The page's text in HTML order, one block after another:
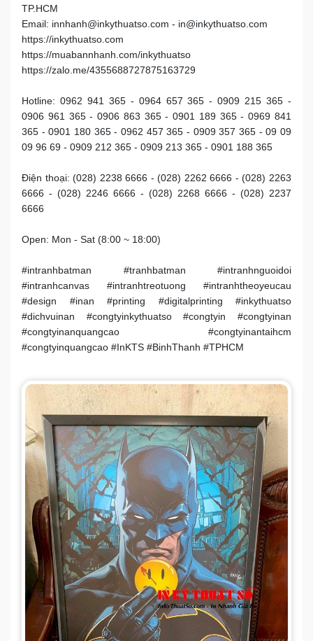
TP.HCM
Email: innhanh@inkythuatso.com - in@inkythuatso.com
https://inkythuatso.com
https://muabannhanh.com/inkythuatso
https://zalo.me/4355688727875163729
Hotline: 0962 941 365 - 0964 657 365 - 0909 215 365 -
0906 961 365 - 0906 863 365 - 0901 189 365 - 0969 841
365 - 0901 180 365 - 0962 457 365 - 0909 357 365 - 09 09
09 96 69 - 0909 212 365 - 0909 213 365 - 0901 188 365
Điện thoại: (028) 2238 6666 - (028) 2262 6666 - (028) 2263
6666 - (028) 2246 6666 - (028) 2268 6666 - (028) 2237
6666
Open: Mon - Sat (8:00 ~ 18:00)
#intranhbatman #tranhbatman #intranhnguoidoi
#intranhcanvas #intranhtreotuong #intranhtheoyeucau
#design #inan #printing #digitalprinting #inkythuatso
#dichvuinan #congtyinkythuatso #congtyin #congtyinan
#congtyinanquangcao #congtyinantaihcm
#congtyinquangcao #InKTS #BinhThanh #TPHCM